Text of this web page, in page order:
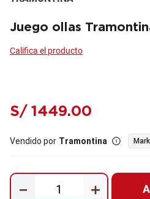
Juego ollas
S/ 1449.00
Vendido por Tramontina
＋
－
4. apple